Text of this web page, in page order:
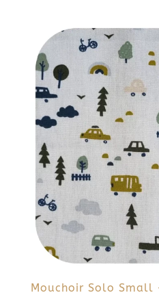
Mouchoir Solo Small